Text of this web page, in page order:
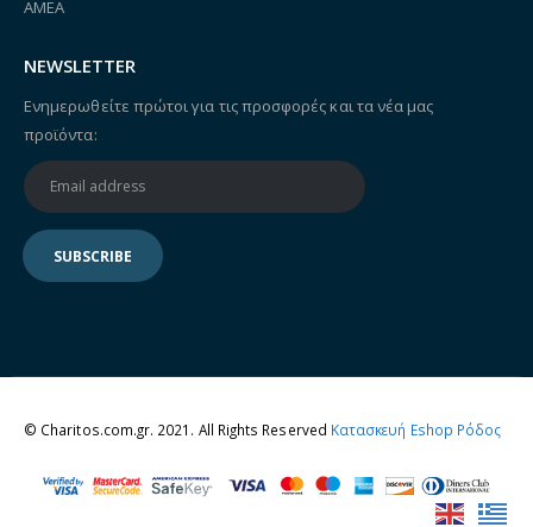
ΑΜΕΑ
NEWSLETTER
Ενημερωθείτε πρώτοι για τις προσφορές και τα νέα μας
προϊόντα:
© Charitos.com.gr. 2021. All Rights Reserved Κατασκευή Eshop Ρόδος